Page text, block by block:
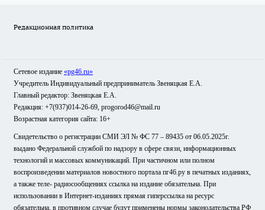
Редакционная политика
Сетевое издание «pg46.ru»
Учредитель Индивидуальный предприниматель Звеняцкая Е.А.
Главный редактор: Звеняцкая Е.А.
Редакция: +7(937)014-26-69, progorod46@mail.ru
Возрастная категория сайта: 16+
Свидетельство о регистрации СМИ ЭЛ № ФС 77 – 89435 от 06.05.2025г.
выдано Федеральной службой по надзору в сфере связи, информационных
технологий и массовых коммуникаций. При частичном или полном
воспроизведении материалов новостного портала пг46.ру в печатных изданиях,
а также теле- радиосообщениях ссылка на издание обязательна. При
использовании в Интернет-изданиях прямая гиперссылка на ресурс
обязательна, в противном случае будут применены нормы законодательства РФ